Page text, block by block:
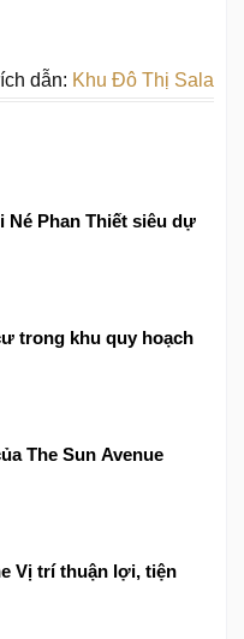
dẫn: Khu Đô Thị Sala
Né Phan Thiết siêu dự
trong khu quy hoạch
The Sun Avenue
Vị trí thuận lợi, tiện